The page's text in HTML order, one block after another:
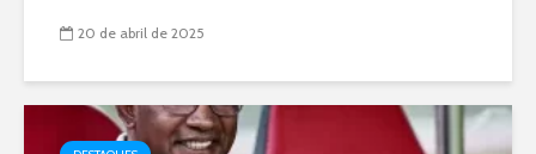
20 de abril de 2025